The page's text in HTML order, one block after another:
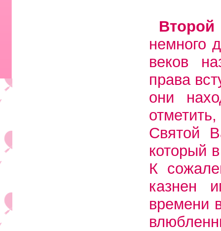
немного
веков
права
они
Святой
который
К
казнен
времени